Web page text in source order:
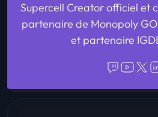
Supercell Creator officiel et
partenaire de Monopoly
et partenaire